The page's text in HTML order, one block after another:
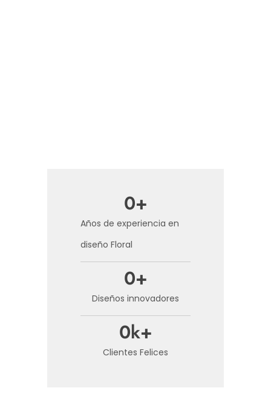
Años de experiencia en
diseño Floral
0+
Diseños innovadores
0+
Clientes Felices
0k+